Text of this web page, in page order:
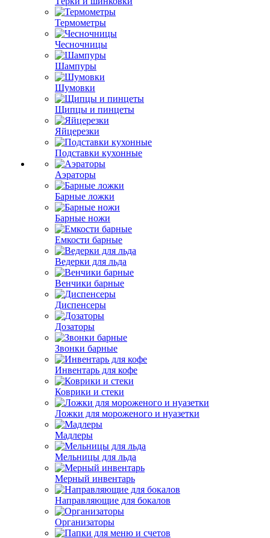
Термометры
Чесночницы
Шампуры
Шумовки
Щипцы и пинцеты
Яйцерезки
Подставки кухонные
Аэраторы
Барные ложки
Барные ножи
Емкости барные
Ведерки для льда
Венчики барные
Диспенсеры
Дозаторы
Звонки барные
Инвентарь для кофе
Коврики и стеки
Ложки для мороженого и нуазетки
Мадлеры
Мельницы для льда
Мерный инвентарь
Направляющие для бокалов
Организаторы